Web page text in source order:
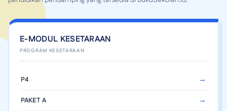
E-MODUL KESETARAAN
P4
PAKET A